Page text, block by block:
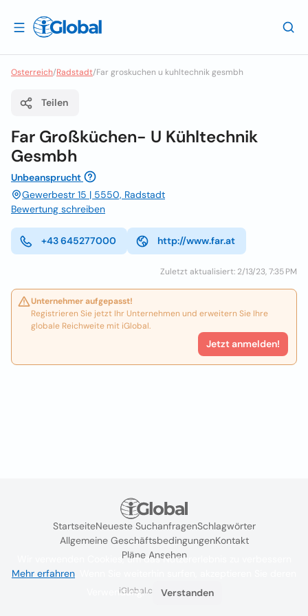
Osterreich/Radstadt/Far groskuchen u kuhltechnik gesmbh
Teilen
Far Großküchen- U Kühltechnik
Gesmbh
Unbeansprucht
Gewerbestr 15 | 5550, Radstadt
Bewertung schreiben
+43 645277000 http://www.far.at
Zuletzt aktualisiert: 2/13/23, 7:35 PM
Unternehmer aufgepasst!
Registrieren Sie jetzt Ihr Unternehmen und erweitern Sie Ihre
globale Reichweite mit iGlobal.
Jetzt anmelden!
StartseiteNeueste SuchanfragenSchlagwörter
Allgemeine GeschäftsbedingungenKontakt
Pläne Ansehen
iGlobal.co @ 2024
Wir verwenden Cookies, um das Nutzererlebnis zu verbessern
Mehr erfahren
Verwendung.
Verstanden